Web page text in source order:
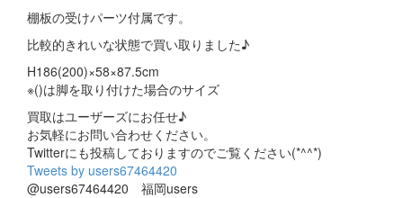
棚板の受けパーツ付属です。
比較的きれいな状態で買い取りました♪
H186(200)×58×87.5cm
※()は脚を取り付けた場合のサイズ
買取はユーザーズにお任せ♪
お気軽にお問い合わせください。
Twitterにも投稿しておりますのでご覧ください(*^^*)
Tweets by users67464420
@users67464420 福岡users